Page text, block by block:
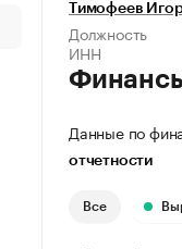
Тимофеев
Должность
ИНН
Данные по
отчетности
Все